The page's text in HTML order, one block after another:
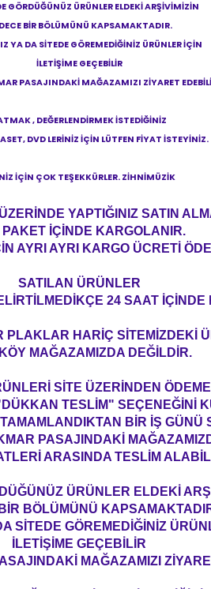
GÖRDÜĞÜNÜZ ÜRÜNLER ELDEKİ ARŞİVİMİZİN
BİR BÖLÜMÜNÜ KAPSAMAKTADIR.
YA DA SİTEDE GÖREMEDİĞİNİZ ÜRÜNLER İÇİN
İLETİŞİME GEÇEBİLİR
PASAJINDAKİ MAĞAZAMIZI ZİYARET
, DEĞERLENDİRMEK İSTEDİĞİNİZ
DVD LERİNİZ İÇİN LÜTFEN FİYAT İSTEYİNİZ.
İÇİN ÇOK TEŞEKKÜRLER. ZİHNİMÜZİK
YAPTIĞINIZ SATIN
İÇİNDE KARGOLANIR.
AYRI AYRI KARGO ÜCRETİ
SATILAN ÜRÜNLER
24 SAAT İÇİNDE
PLAKLAR HARİÇ SİTEMİZDEKİ
MAĞAZAMIZDA DEĞİLDİR.
SİTE ÜZERİNDEN
TESLİM" SEÇENEĞİNİ
BİR İŞ GÜNÜ
PASAJINDAKİ
ARASINDA TESLİM
ÜRÜNLER ELDEKİ
BÖLÜMÜNÜ
SİTEDE GÖREMEDİĞİNİZ
İLETİŞİME GEÇEBİLİR
MAĞAZAMIZI